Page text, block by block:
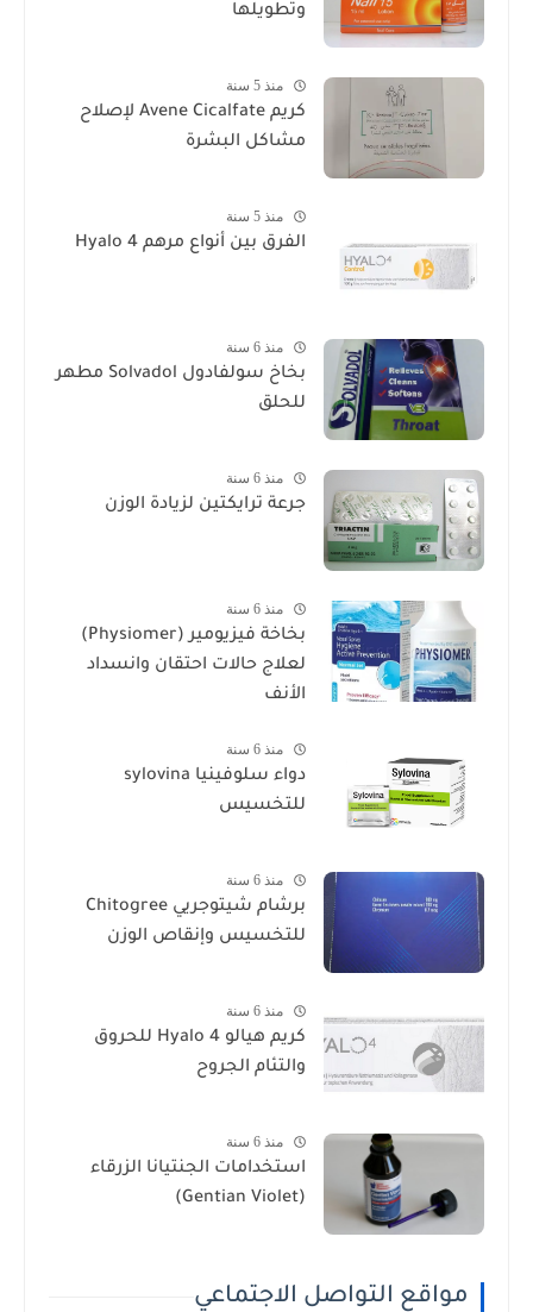
وتطويلها
منذ 5 سنة
كريم Avene Cicalfate لإصلاح
مشاكل البشرة
منذ 5 سنة
الفرق بين أنواع مرهم Hyalo 4
منذ 6 سنة
بخاخ سولفادول Solvadol مطهر
للحلق
منذ 6 سنة
جرعة ترايكتين لزيادة الوزن
منذ 6 سنة
بخاخة فيزيومير (Physiomer)
لعلاج حالات احتقان وانسداد
الأنف
منذ 6 سنة
دواء سلوفينيا sylovina
للتخسيس
منذ 6 سنة
برشام شيتوجريي Chitogree
للتخسيس وإنقاص الوزن
منذ 6 سنة
كريم هيالو 4 Hyalo للحروق
والتئام الجروح
منذ 6 سنة
استخدامات الجنتيانا الزرقاء
(Gentian Violet)
مواقع التواصل الاجتماعي